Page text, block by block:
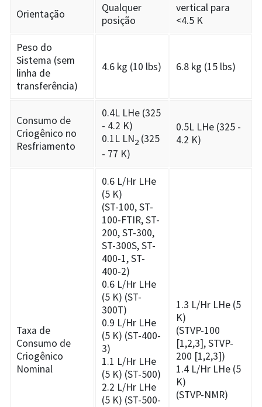
Orientação
Qualquer
posição
vertical para
<4.5 K
Peso do
Sistema (sem
linha de
transferência)
4.6 kg (10 lbs) 6.8 kg (15 lbs)
Consumo de
Criogênico no
Resfriamento
0.4L LHe (325
- 4.2 K)
0.1L LN2 (325
- 77 K)
0.5L LHe (325 -
4.2 K)
Taxa de
Consumo de
Criogênico
Nominal
0.6 L/Hr LHe
(5 K)
(ST-100, ST-
100-FTIR, ST-
200, ST-300,
ST-300S, ST-
400-1, ST-
400-2)
0.6 L/Hr LHe
(5 K) (ST-
300T)
0.9 L/Hr LHe
(5 K) (ST-400-
3)
1.1 L/Hr LHe
(5 K) (ST-500)
2.2 L/Hr LHe
(5 K) (ST-500-
1.3 L/Hr LHe (5
K)
(STVP-100
[1,2,3], STVP-
200 [1,2,3])
1.4 L/Hr LHe (5
K)
(STVP-NMR)